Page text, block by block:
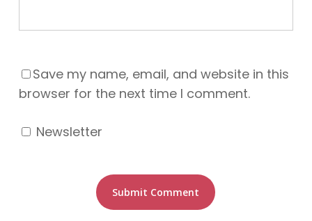
Save my name, email, and website in this
browser for the next time I comment.
Newsletter